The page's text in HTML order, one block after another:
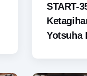
START-
Yotsuha